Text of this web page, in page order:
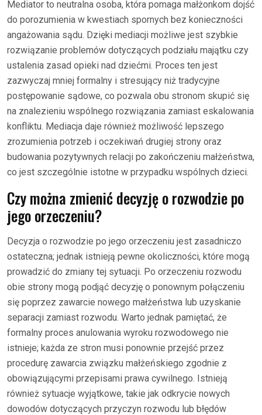
Mediator to neutralna osoba, która pomaga małżonkom dojść
do porozumienia w kwestiach spornych bez konieczności
angażowania sądu. Dzięki mediacji możliwe jest szybkie
rozwiązanie problemów dotyczących podziału majątku czy
ustalenia zasad opieki nad dziećmi. Proces ten jest
zazwyczaj mniej formalny i stresujący niż tradycyjne
postępowanie sądowe, co pozwala obu stronom skupić się
na znalezieniu wspólnego rozwiązania zamiast eskalowania
konfliktu. Mediacja daje również możliwość lepszego
zrozumienia potrzeb i oczekiwań drugiej strony oraz
budowania pozytywnych relacji po zakończeniu małżeństwa,
co jest szczególnie istotne w przypadku wspólnych dzieci.
Czy można zmienić decyzję o rozwodzie po
jego orzeczeniu?
Decyzja o rozwodzie po jego orzeczeniu jest zasadniczo
ostateczna; jednak istnieją pewne okoliczności, które mogą
prowadzić do zmiany tej sytuacji. Po orzeczeniu rozwodu
obie strony mogą podjąć decyzję o ponownym połączeniu
się poprzez zawarcie nowego małżeństwa lub uzyskanie
separacji zamiast rozwodu. Warto jednak pamiętać, że
formalny proces anulowania wyroku rozwodowego nie
istnieje; każda ze stron musi ponownie przejść przez
procedurę zawarcia związku małżeńskiego zgodnie z
obowiązującymi przepisami prawa cywilnego. Istnieją
również sytuacje wyjątkowe, takie jak odkrycie nowych
dowodów dotyczących przyczyn rozwodu lub błędów